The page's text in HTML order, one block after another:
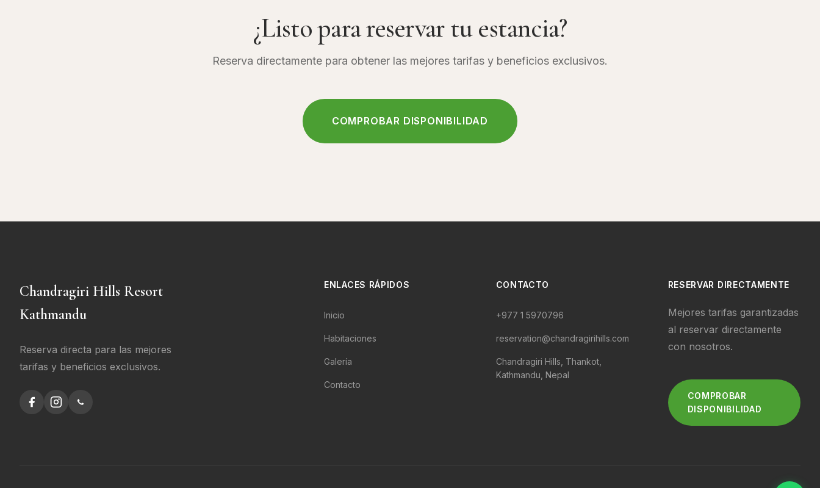
¿Listo para reservar tu estancia?
Reserva directamente para obtener las mejores tarifas y beneficios exclusivos.
COMPROBAR DISPONIBILIDAD
Chandragiri Hills Resort
Kathmandu
Reserva directa para las mejores
tarifas y beneficios exclusivos.
ENLACES RÁPIDOS
Inicio
Habitaciones
Galería
Contacto
CONTACTO
+977 1 5970796
reservation@chandragirihills.com
Chandragiri Hills, Thankot,
Kathmandu, Nepal
RESERVAR DIRECTAMENTE
Mejores tarifas garantizadas
al reservar directamente
con nosotros.
COMPROBAR
DISPONIBILIDAD